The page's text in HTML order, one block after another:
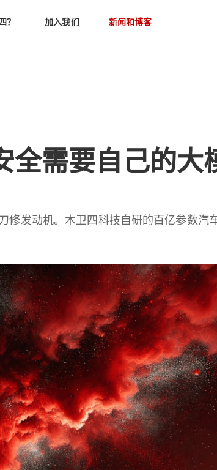
？ 加入我们 新闻和博客
全需要自己的大
修发动机。木卫四科技自研的百亿参数汽